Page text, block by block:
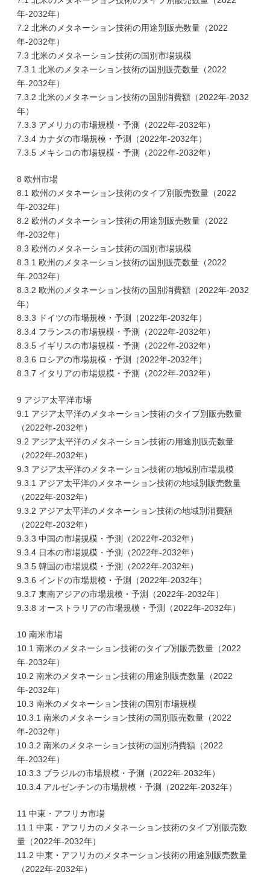
年-2032年）
7.2 北米のメタネーション技術の用途別販売数量（2022
年-2032年）
7.3 北米のメタネーション技術の国別市場規模
7.3.1 北米のメタネーション技術の国別販売数量（2022
年-2032年）
7.3.2 北米のメタネーション技術の国別消費額（2022年-2032
年）
7.3.3 アメリカの市場規模・予測（2022年-2032年）
7.3.4 カナダの市場規模・予測（2022年-2032年）
7.3.5 メキシコの市場規模・予測（2022年-2032年）
8 欧州市場
8.1 欧州のメタネーション技術のタイプ別販売数量（2022
年-2032年）
8.2 欧州のメタネーション技術の用途別販売数量（2022
年-2032年）
8.3 欧州のメタネーション技術の国別市場規模
8.3.1 欧州のメタネーション技術の国別販売数量（2022
年-2032年）
8.3.2 欧州のメタネーション技術の国別消費額（2022年-2032
年）
8.3.3 ドイツの市場規模・予測（2022年-2032年）
8.3.4 フランスの市場規模・予測（2022年-2032年）
8.3.5 イギリスの市場規模・予測（2022年-2032年）
8.3.6 ロシアの市場規模・予測（2022年-2032年）
8.3.7 イタリアの市場規模・予測（2022年-2032年）
9 アジア太平洋市場
9.1 アジア太平洋のメタネーション技術のタイプ別販売数量
（2022年-2032年）
9.2 アジア太平洋のメタネーション技術の用途別販売数量
（2022年-2032年）
9.3 アジア太平洋のメタネーション技術の地域別市場規模
9.3.1 アジア太平洋のメタネーション技術の地域別販売数量
（2022年-2032年）
9.3.2 アジア太平洋のメタネーション技術の地域別消費額
（2022年-2032年）
9.3.3 中国の市場規模・予測（2022年-2032年）
9.3.4 日本の市場規模・予測（2022年-2032年）
9.3.5 韓国の市場規模・予測（2022年-2032年）
9.3.6 インドの市場規模・予測（2022年-2032年）
9.3.7 東南アジアの市場規模・予測（2022年-2032年）
9.3.8 オーストラリアの市場規模・予測（2022年-2032年）
10 南米市場
10.1 南米のメタネーション技術のタイプ別販売数量（2022
年-2032年）
10.2 南米のメタネーション技術の用途別販売数量（2022
年-2032年）
10.3 南米のメタネーション技術の国別市場規模
10.3.1 南米のメタネーション技術の国別販売数量（2022
年-2032年）
10.3.2 南米のメタネーション技術の国別消費額（2022
年-2032年）
10.3.3 ブラジルの市場規模・予測（2022年-2032年）
10.3.4 アルゼンチンの市場規模・予測（2022年-2032年）
11 中東・アフリカ市場
11.1 中東・アフリカのメタネーション技術のタイプ別販売数
量（2022年-2032年）
11.2 中東・アフリカのメタネーション技術の用途別販売数量
（2022年-2032年）